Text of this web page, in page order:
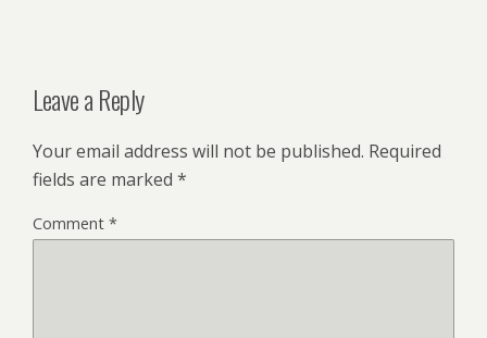
Leave a Reply
Your email address will not be published. Required
fields are marked *
Comment *